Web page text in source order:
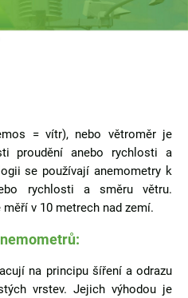
= vítr), nebo větroměr je
proudění anebo rychlosti a
se používají anemometry k
rychlosti a směru větru.
v 10 metrech nad zemí.
na principu šíření a odrazu
vrstev. Jejich výhodou je